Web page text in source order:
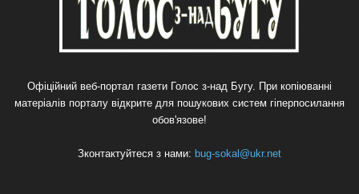
Офіційний веб-портал газети Голос з-над Бугу. При копіюванні
матеріалів порталу відкрите для пошукових систем гіперпосилання
обов'язове!
Зконтактуйтеся з нами: bug-sokal@ukr.net